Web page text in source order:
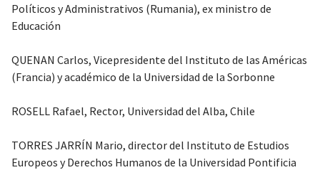
Políticos y Administrativos (Rumania), ex ministro de
Educación
QUENAN Carlos, Vicepresidente del Instituto de las Américas
(Francia) y académico de la Universidad de la Sorbonne
ROSELL Rafael, Rector, Universidad del Alba, Chile
TORRES JARRÍN Mario, director del Instituto de Estudios
Europeos y Derechos Humanos de la Universidad Pontificia